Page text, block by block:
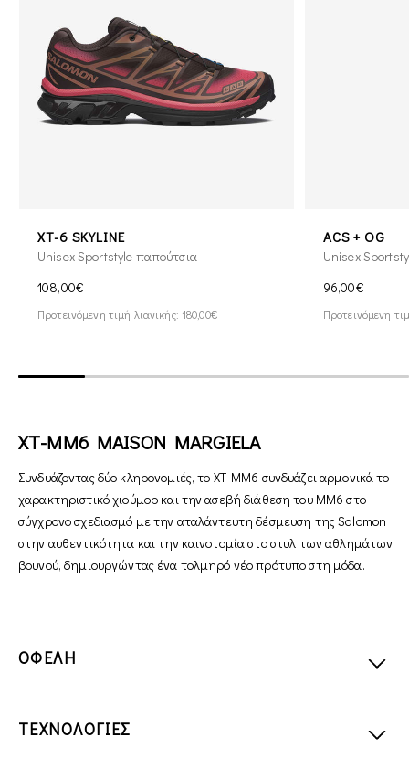
XT-6 SKYLINE
Unisex Sportstyle παπούτσια
108,00€
Προτεινόμενη τιμή λιανικής: 180,00€
ACS + OG
Unisex
96,00€
Προτεινόμενη
XT-MM6 MAISON MARGIELA
Συνδυάζοντας δύο κληρονομιές, το XT-MM6 συνδυάζει αρμονικά το
χαρακτηριστικό χιούμορ και την ασεβή διάθεση του MM6 στο
σύγχρονο σχεδιασμό με την αταλάντευτη δέσμευση της Salomon
στην αυθεντικότητα και την καινοτομία στο στυλ των αθλημάτων
βουνού, δημιουργώντας ένα τολμηρό νέο πρότυπο στη μόδα.
ΟΦΕΛΗ
ΤΕΧΝΟΛΟΓΙΕΣ